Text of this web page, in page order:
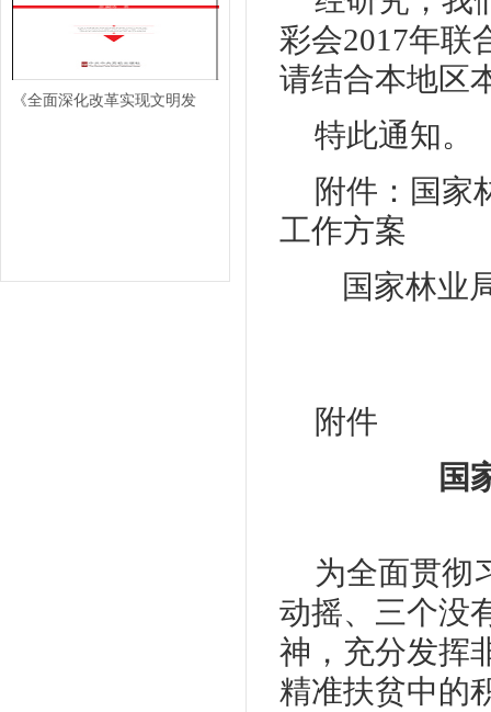
《全面深化改革实现文明发
彩会2017年联
请结合本地区
特此通知。
附件：国家
工作方案
国家林业
附件
国
为全面贯彻
动摇、三个没
神，充分发挥
精准扶贫中的